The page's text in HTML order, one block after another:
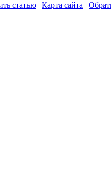
статью | Карта сайта |